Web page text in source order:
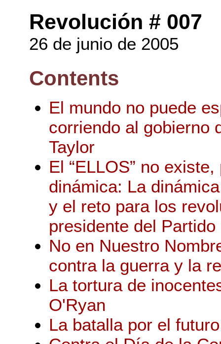
Revolución # 007
26 de junio de 2005
Contents
El mundo no puede
corriendo al gobierno
Taylor
El “ELLOS” no
dinámica: La
y el reto para los
presidente del
No en Nuestro
contra la guerra y la
La tortura de
O'Ryan
La batalla por el futuro